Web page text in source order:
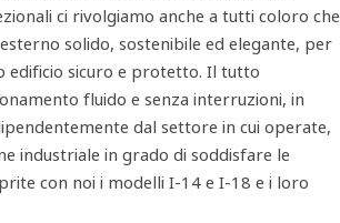
ci rivolgiamo anche a tutti coloro che
solido, sostenibile ed elegante, per
edificio sicuro e protetto. Il tutto
fluido e senza interruzioni, in
dal settore in cui operate,
industriale in grado di soddisfare le
con noi i modelli I-14 e I-18 e i loro